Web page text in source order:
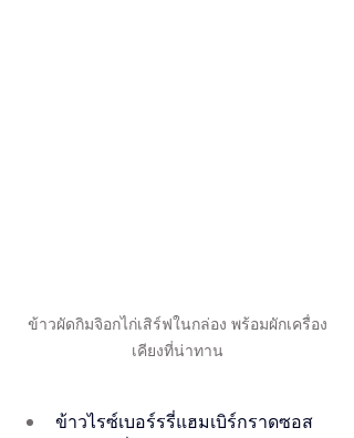
ข้าวผัดกิมจิอกไก่เสิร์ฟในกล่อง พร้อมผักเครื่อง
เคียงที่น่าทาน
ข้าวไรซ์เบอร์รรี่แฮมเบิร์กราดซอส